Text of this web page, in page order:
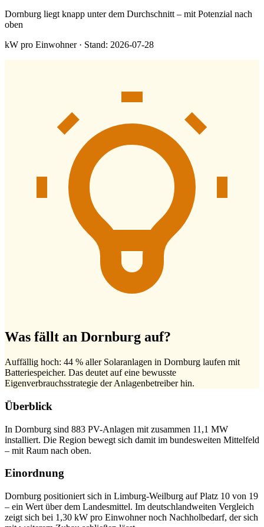
Dornburg liegt knapp unter dem Durchschnitt – mit Potenzial nach
oben
kW pro Einwohner · Stand: 2026-07-28
Was fällt an Dornburg auf?
Auffällig hoch: 44 % aller Solaranlagen in Dornburg laufen mit
Batteriespeicher. Das deutet auf eine bewusste
Eigenverbrauchsstrategie der Anlagenbetreiber hin.
Überblick
In Dornburg sind 883 PV-Anlagen mit zusammen 11,1 MW
installiert. Die Region bewegt sich damit im bundesweiten Mittelfeld
– mit Raum nach oben.
Einordnung
Dornburg positioniert sich in Limburg-Weilburg auf Platz 10 von 19
– ein Wert über dem Landesmittel. Im deutschlandweiten Vergleich
zeigt sich bei 1,30 kW pro Einwohner noch Nachholbedarf, der sich